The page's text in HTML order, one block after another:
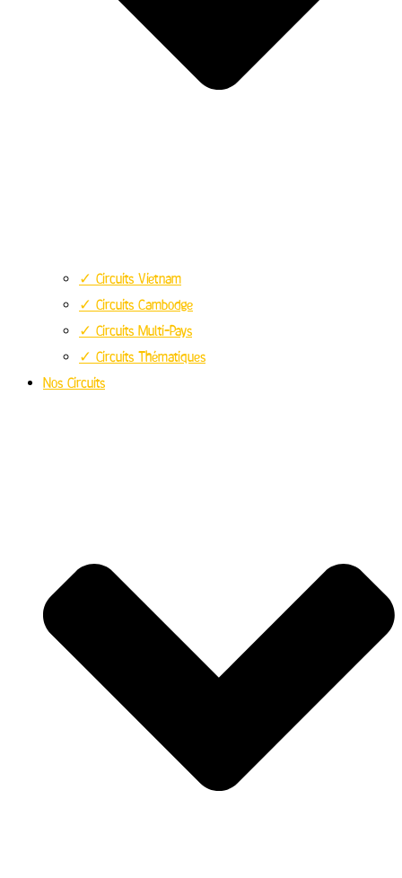
✓ Circuits Vietnam
✓ Circuits Cambodge
✓ Circuits Multi-Pays
✓ Circuits Thématiques
Nos Circuits